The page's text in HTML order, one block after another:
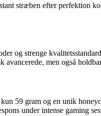
stræben efter perfektion
og strenge
avancerede, men også
59 gram og en unik
under intense gaming